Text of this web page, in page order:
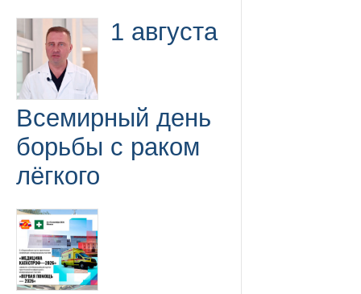
1 августа
Всемирный день
борьбы с раком
лёгкого